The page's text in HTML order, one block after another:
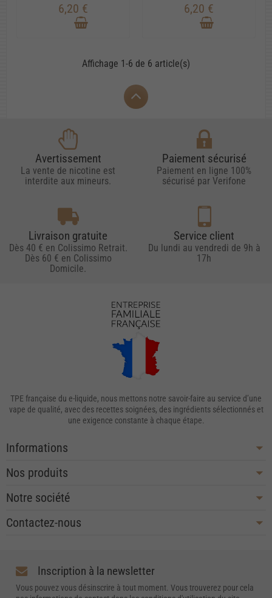
6,20 € 6,20 €
Affichage 1-6 de 6 article(s)
Avertissement
La vente de nicotine est
interdite aux mineurs.
Paiement sécurisé
Paiement en ligne 100%
sécurisé par Verifone
Livraison gratuite
Dès 40 € en Colissimo Retrait.
Dès 60 € en Colissimo
Domicile.
Service client
Du lundi au vendredi de 9h à
17h
TPE française du e-liquide, nous mettons notre savoir-faire au service d’une
vape de qualité, avec des recettes soignées, des ingrédients sélectionnés et
une exigence constante à chaque étape.
Informations
Nos produits
Notre société
Contactez-nous
Inscription à la newsletter
Vous pouvez vous désinscrire à tout moment. Vous trouverez pour cela